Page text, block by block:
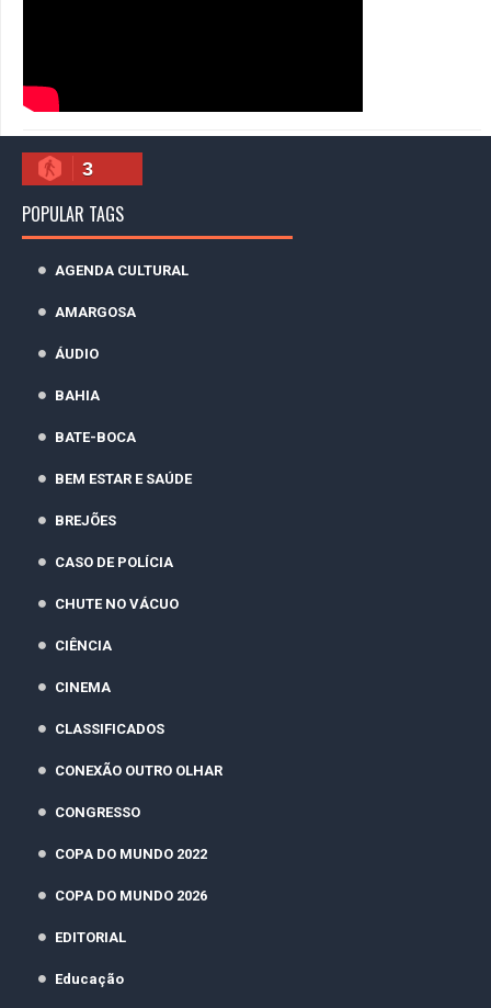
3
POPULAR TAGS
AGENDA CULTURAL
AMARGOSA
ÁUDIO
BAHIA
BATE-BOCA
BEM ESTAR E SAÚDE
BREJÕES
CASO DE POLÍCIA
CHUTE NO VÁCUO
CIÊNCIA
CINEMA
CLASSIFICADOS
CONEXÃO OUTRO OLHAR
CONGRESSO
COPA DO MUNDO 2022
COPA DO MUNDO 2026
EDITORIAL
Educação